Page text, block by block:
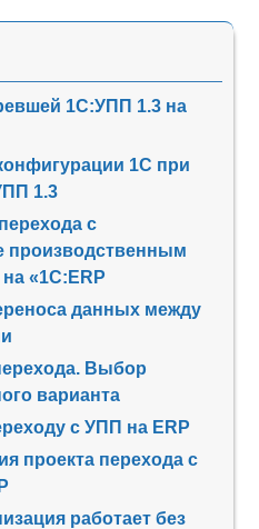
1С:УПП 1.3 на
1С при
1.3
с
производственным
«1С:ERP
данных между
Выбор
варианта
с УПП на ERP
проекта перехода с
работает без